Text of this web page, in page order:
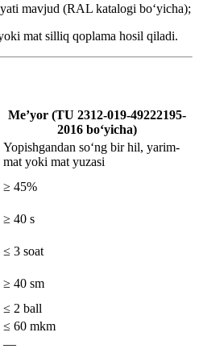
mavjud (RAL katalogi bo‘yicha);
mat silliq qoplama hosil qiladi.
Me’yor (TU 2312-019-49222195-
2016 bo‘yicha)
Yopishgandan so‘ng bir hil, yarim-
mat yoki mat yuzasi
≥ 45%
≥ 40 s
≤ 3 soat
≥ 40 sm
≤ 2 ball
≤ 60 mkm
—